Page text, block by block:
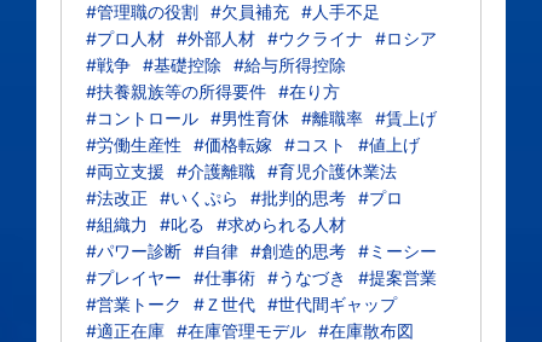
#管理職の役割 #欠員補充 #人手不足
#プロ人材 #外部人材 #ウクライナ
#ロシア
#戦争 #基礎控除
#給与所得控除
#扶養親族等の所得要件 #在り方
#コントロール #男性育休 #離職率 #賃上げ
#労働生産性
#価格転嫁 #コスト
#値上げ
#両立支援
#介護離職 #育児介護休業法
#法改正
#いくぷら #批判的思考 #プロ
#組織力
#叱る
#求められる人材
#パワー診断 #自律 #創造的思考 #ミーシー
#プレイヤー
#仕事術 #うなづき
#提案営業
#営業トーク
#Ｚ世代 #世代間ギャップ
#適正在庫 #在庫管理モデル #在庫散布図